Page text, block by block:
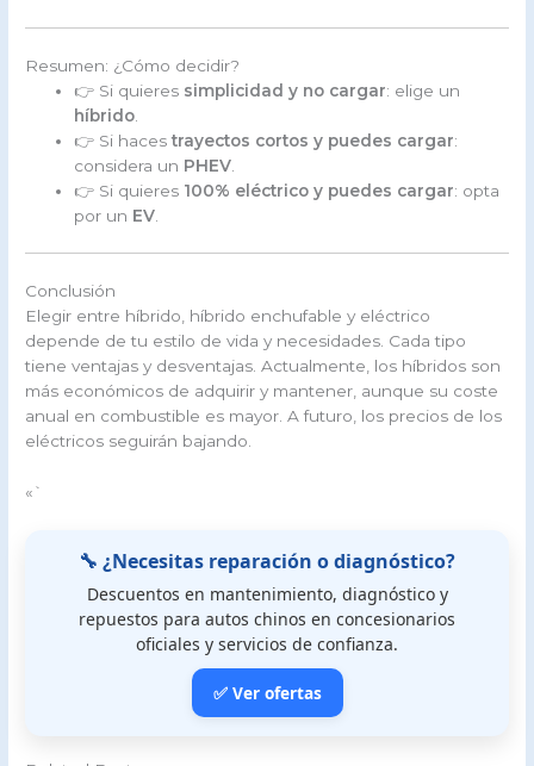
Resumen: ¿Cómo decidir?
👉 Si quieres simplicidad y no cargar: elige un
híbrido
👉 Si hacestrayectos cortos y puedes cargar:
considera un PHEV
👉 Si quieres 100% eléctrico y puedes cargar: opta
por un EV
Conclusión
Elegir entre híbrido, híbrido enchufable y eléctrico
depende de tu estilo de vida y necesidades. Cada tipo
tiene ventajas y desventajas. Actualmente, los híbridos son
más económicos de adquirir y mantener, aunque su coste
anual en combustible es mayor. A futuro, los precios de los
eléctricos seguirán bajando.
«`
🔧 ¿Necesitas reparación o diagnóstico?
Descuentos en mantenimiento, diagnóstico y
repuestos para autos chinos en concesionarios
oficiales y servicios de confianza.
✅ Ver ofertas